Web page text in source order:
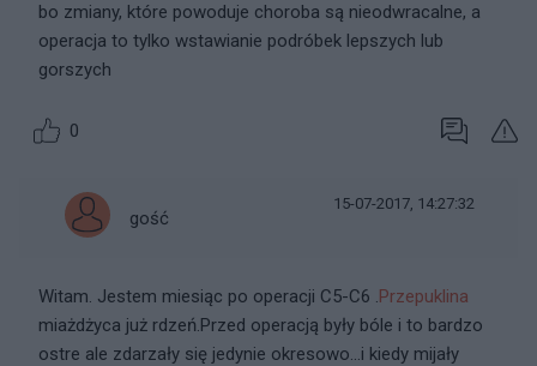
bo zmiany, które powoduje choroba są nieodwracalne, a
operacja to tylko wstawianie podróbek lepszych lub
gorszych
0
gość
15-07-2017, 14:27:32
Witam. Jestem miesiąc po operacji C5-C6 .Przepuklina
miażdżyca już rdzeń.Przed operacją były bóle i to bardzo
ostre ale zdarzały się jedynie okresowo...i kiedy mijały